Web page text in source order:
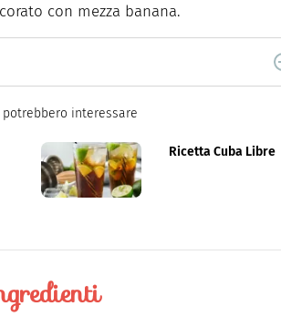
con mezza banana.
di Italiaonline nel quale trovi idee veloci,
interessare
Ricetta Cuba Libre